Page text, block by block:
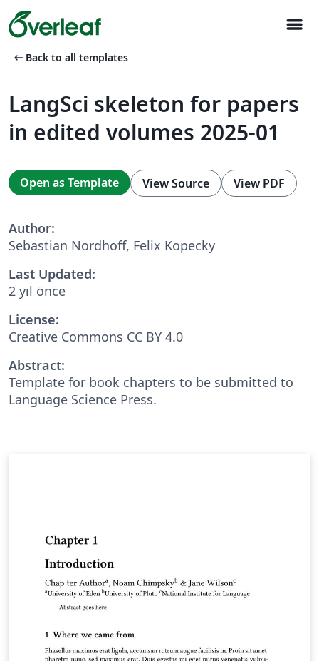
menu
arrow_left_alt Back to all templates
LangSci skeleton for papers
in edited volumes 2025-01
Open as Template View Source View PDF
Author:
Sebastian Nordhoff, Felix Kopecky
Last Updated:
2 yıl önce
License:
Creative Commons CC BY 4.0
Abstract:
Template for book chapters to be submitted to
Language Science Press.